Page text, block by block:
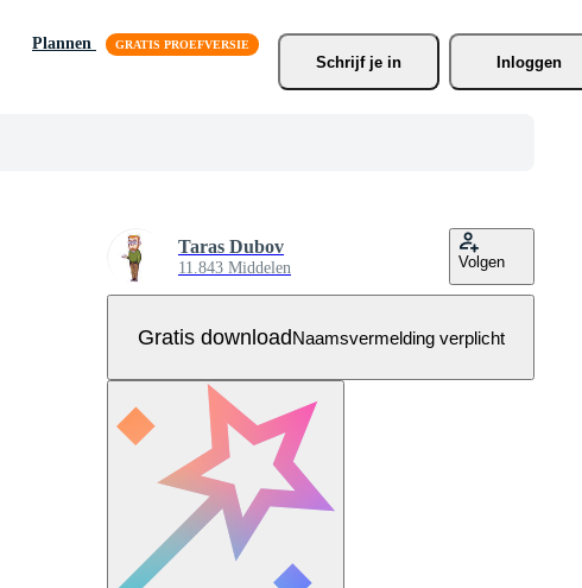
Plannen
Schrijf je in Inloggen
Taras Dubov
11.843 Middelen Volgen
Gratis downloadNaamsvermelding verplicht